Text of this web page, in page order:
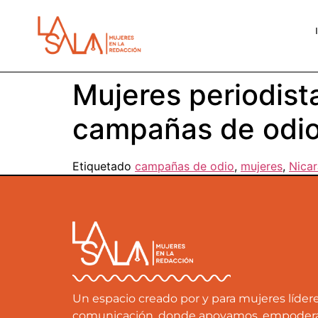
Mujeres
campañas de
Etiquetado campañas de odio, mujeres,
Un espacio creado por y para mujeres